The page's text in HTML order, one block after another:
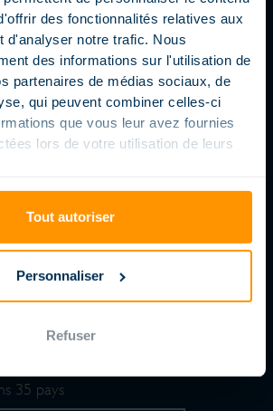
des fonctionnalités relatives aux
d'analyser notre trafic. Nous
des informations sur l'utilisation de
partenaires de médias sociaux, de
qui peuvent combiner celles-ci
que vous leur avez fournies
lors de votre utilisation de leurs
Tout autoriser
Personnaliser
Refuser
MAGILINE
35 pays